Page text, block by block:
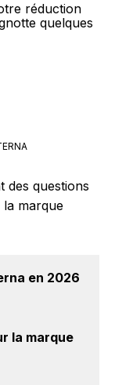
réduction
quelques
des questions
marque
en 2026
un site e-
la marque